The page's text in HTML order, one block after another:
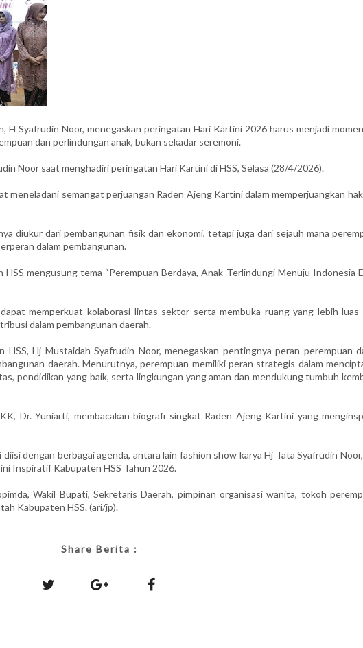
H Syafrudin Noor, menegaskan peringatan Hari Kartini 2026 harus menjadi
dan perlindungan anak, bukan sekadar seremoni.
Noor saat menghadiri peringatan Hari Kartini di HSS, Selasa (28/4/2026).
meneladani semangat perjuangan Raden Ajeng Kartini dalam memperjuangkan
diukur dari pembangunan fisik dan ekonomi, tetapi juga dari sejauh mana
dalam pembangunan.
mengusung tema “Perempuan Berdaya, Anak Terlindungi Menuju Indonesia
memperkuat kolaborasi lintas sektor serta membuka ruang yang lebih luas
dalam pembangunan daerah.
Hj Mustaidah Syafrudin Noor, menegaskan pentingnya peran perempuan
daerah. Menurutnya, perempuan memiliki peran strategis dalam
pendidikan yang baik, serta lingkungan yang aman dan mendukung tumbuh
Dr. Yuniarti, membacakan biografi singkat Raden Ajeng Kartini yang
dengan berbagai agenda, antara lain fashion show karya Hj Tata Syafrudin
Inspiratif Kabupaten HSS Tahun 2026.
Wakil Bupati, Sekretaris Daerah, pimpinan organisasi wanita, tokoh
Kabupaten HSS. (ari/jp).
Share Berita :